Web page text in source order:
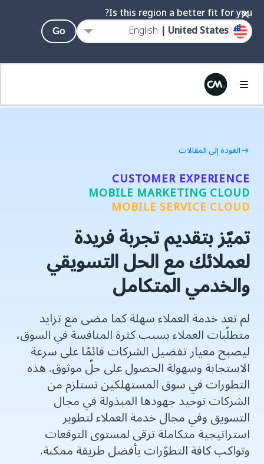
العودة إلى المقالات
CUSTOMER EXPERIENCE
MOBILE MARKETING CLOUD
MOBILE SERVICE CLOUD
تميّز بتقديم تجربة فريدة
لعملائك مع الحل التسويقي
والخدمي المتكامل
لم تعد خدمة العملاء سهلة كما مضى مع تزايد
متطلّبات العملاء بسبب كثرة المنافسة في السوق،
ليصبح معيار تفضيل الشركات قائمًا على سرعة
الاستجابة وسهولة الحصول على حلّ موثوق. هذه
التطورات في سوق المستهلكين تستلزم من
الشركات توحيد جهودها المبذولة في مجال
التسويق وفي مجال خدمة العملاء لتطوير
استراتيجية متكاملة ترقى لمستوى التوقعات
وتواكب كافة التطوّرات بأفضل طريقة ممكنة.
Is this region a better fit for you?
United States |
English
Go